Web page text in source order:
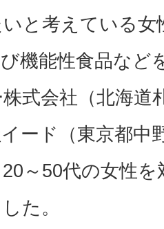
と考えている
機能性食品など
式会社（北海
ード（東京都
～50代の女性
た。